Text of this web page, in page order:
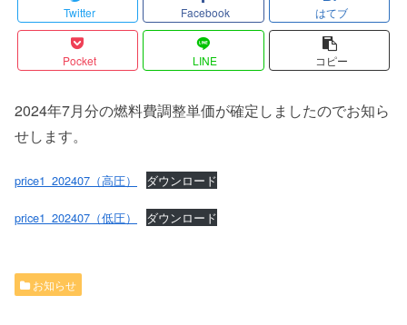
Twitter Facebook はてブ
Pocket LINE コピー
2024年7月分の燃料費調整単価が確定しましたのでお知ら
せします。
price1_202407（高圧） ダウンロード
price1_202407（低圧） ダウンロード
お知らせ